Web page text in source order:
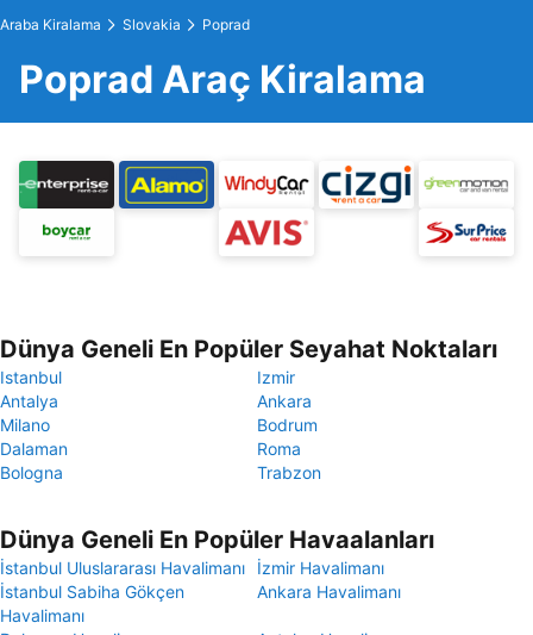
Araba Kiralama Slovakia Poprad
Poprad Araç Kiralama
Dünya Geneli En Popüler Seyahat Noktaları
Istanbul
Izmir
Antalya
Ankara
Milano
Bodrum
Dalaman
Roma
Bologna
Trabzon
Dünya Geneli En Popüler Havaalanları
İstanbul Uluslararası Havalimanı
İzmir Havalimanı
İstanbul Sabiha Gökçen
Havalimanı
Ankara Havalimanı